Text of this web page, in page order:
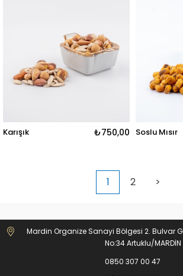
Karışık ₺750,00 Soslu Mısır
1 2 >
Mardin Organize Sanayi Bölgesi 2. Bulvar
No:34 Artuklu/MARDİN
0850 307 00 47